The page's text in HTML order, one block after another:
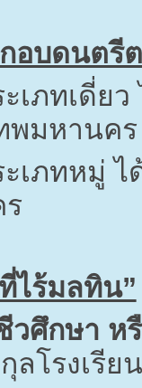
อบดนตรี
ะเภทเดี่ย
พมหานคร
เภทหมู่ ไ
ไร้มลทิน”
ศึกษา ห
โรงเรีย